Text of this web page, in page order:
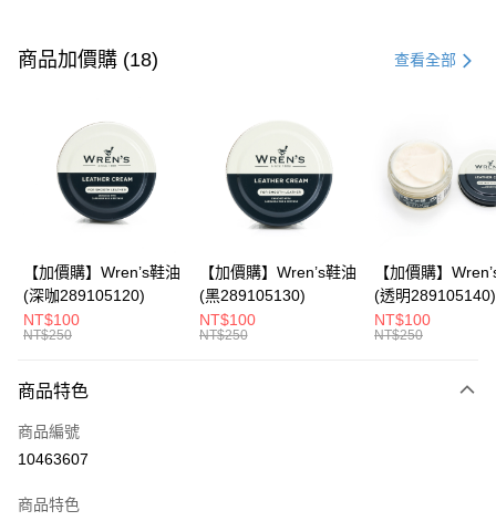
信用卡一次付款
Apple Pay
悠遊付
Google Pay
全盈+PAY
ATM付款
宅配
每筆NT$80，滿NT$990(含以上)免運費
付款後門市自取
每筆NT$80，滿NT$699(含以上)免運費
商品加價購 (18) 查看全部
【加價購】Wren’s鞋油
(深咖289105120)
NT$100
NT$250
【加價購】Wren’s鞋油
(黑289105130)
NT$100
NT$250
【加價購】
(透明289105140)
NT$100
NT$250
商品特色
商品編號
10463607
商品特色